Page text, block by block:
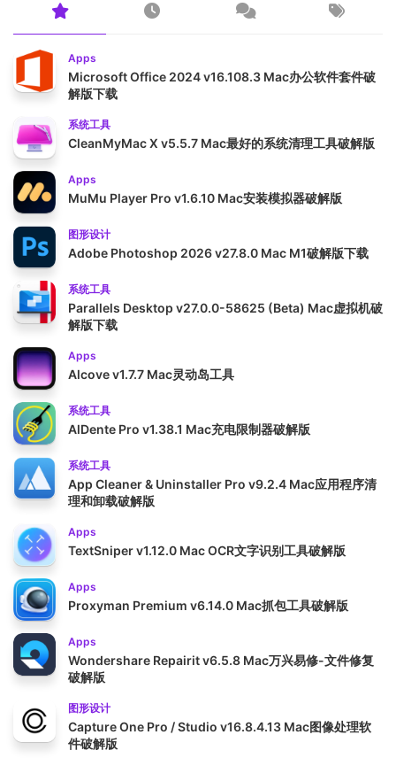
Apps
Microsoft Office 2024 v16.108.3 Mac办公软件套件破
解版下载
系统工具
CleanMyMac X v5.5.7 Mac最好的系统清理工具破解版
Apps
MuMu Player Pro v1.6.10 Mac安装模拟器破解版
图形设计
Adobe Photoshop 2026 v27.8.0 Mac M1破解版下载
系统工具
Parallels Desktop v27.0.0-58625 (Beta) Mac虚拟机破
解版下载
Apps
Alcove v1.7.7 Mac灵动岛工具
系统工具
AlDente Pro v1.38.1 Mac充电限制器破解版
系统工具
App Cleaner & Uninstaller Pro v9.2.4 Mac应用程序清
理和卸载破解版
Apps
TextSniper v1.12.0 Mac OCR文字识别工具破解版
Apps
Proxyman Premium v6.14.0 Mac抓包工具破解版
Apps
Wondershare Repairit v6.5.8 Mac万兴易修-文件修复
破解版
图形设计
Capture One Pro / Studio v16.8.4.13 Mac图像处理软
件破解版